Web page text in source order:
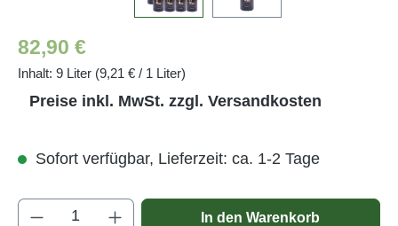
Regulärer Preis:
82,90 €
Inhalt: 9 Liter (9,21 € / 1 Liter)
Preise inkl. MwSt. zzgl. Versandkosten
Sofort verfügbar, Lieferzeit: ca. 1-2 Tage
Produkt Anzahl: Gib den gewünschten
In den Warenkorb